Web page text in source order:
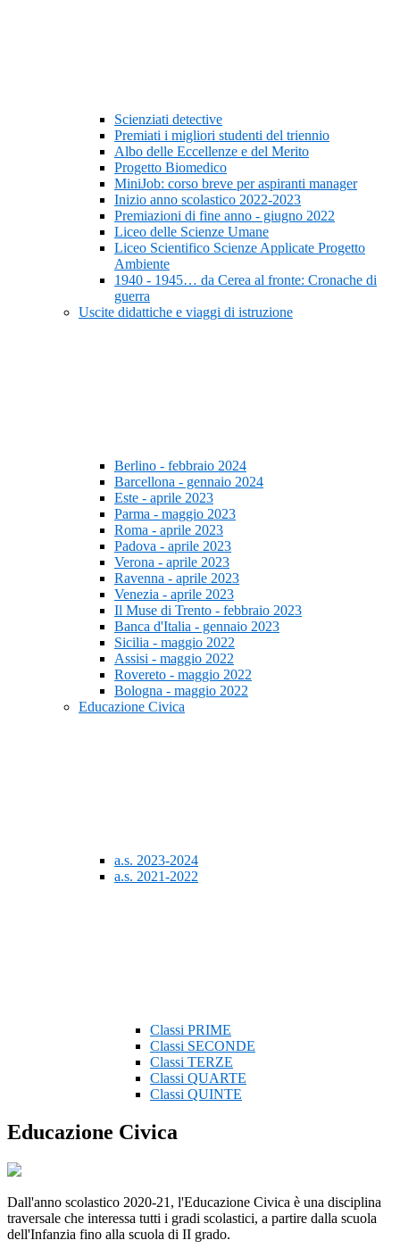
Scienziati detective
Premiati i migliori studenti del triennio
Albo delle Eccellenze e del Merito
Progetto Biomedico
MiniJob: corso breve per aspiranti manager
Inizio anno scolastico 2022-2023
Premiazioni di fine anno - giugno 2022
Liceo delle Scienze Umane
Liceo Scientifico Scienze Applicate Progetto
Ambiente
1940 - 1945… da Cerea al fronte: Cronache di
guerra
Uscite didattiche e viaggi di istruzione
Berlino - febbraio 2024
Barcellona - gennaio 2024
Este - aprile 2023
Parma - maggio 2023
Roma - aprile 2023
Padova - aprile 2023
Verona - aprile 2023
Ravenna - aprile 2023
Venezia - aprile 2023
Il Muse di Trento - febbraio 2023
Banca d'Italia - gennaio 2023
Sicilia - maggio 2022
Assisi - maggio 2022
Rovereto - maggio 2022
Bologna - maggio 2022
Educazione Civica
a.s. 2023-2024
a.s. 2021-2022
Classi PRIME
Classi SECONDE
Classi TERZE
Classi QUARTE
Classi QUINTE
Educazione Civica
Dall'anno scolastico 2020-21, l'Educazione Civica è una disciplina
traversale che interessa tutti i gradi scolastici, a partire dalla scuola
dell'Infanzia fino alla scuola di II grado.